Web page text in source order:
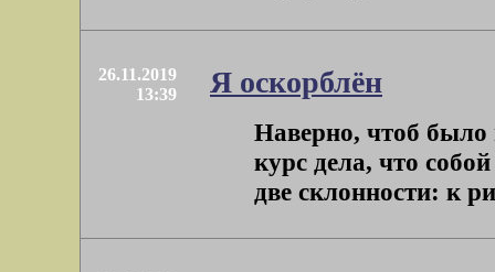
26.11.2019
13:39
Я оскорблён
Наверно, чтоб было
курс дела, что
две склонности: к